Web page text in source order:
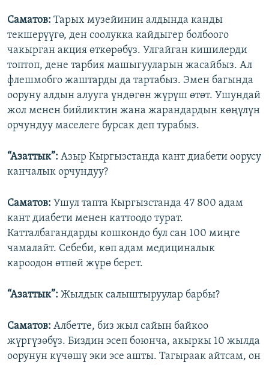
Саматов: Тарых музейинин алдында канды
текшерүүгө, ден соолукка кайдыгер болбоого
чакырган акция өткөрөбүз. Улгайган кишилерди
топтоп, дене тарбия машыгууларын жасайбыз. Ал
флешмобго жаштарды да тартабыз. Эмен багында
ооруну алдын алууга үндөгөн жүрүш өтөт. Ушундай
жол менен бийликтин жана жарандардын көңүлүн
орчундуу маселеге бурсак деп турабыз.
“Азаттык”: Азыр Кыргызстанда кант диабети оорусу
канчалык орчундуу?
Саматов: Ушул тапта Кыргызстанда 47 800 адам
кант диабети менен каттоодо турат.
Катталбагандарды кошкондо бул сан 100 миңге
чамалайт. Себеби, көп адам медициналык
кароодон өтпөй жүрө берет.
“Азаттык”: Жылдык салыштыруулар барбы?
Саматов: Албетте, биз жыл сайын байкоо
жүргүзөбүз. Биздин эсеп боюнча, акыркы 10 жылда
оорунун күчөшү эки эсе ашты. Тагыраак айтсам, он